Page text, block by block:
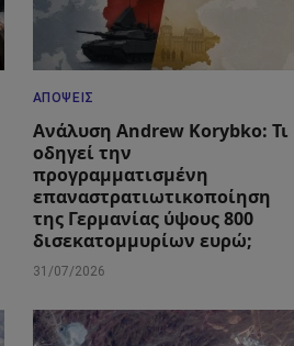
ΑΠΌΨΕΙΣ
Ανάλυση Andrew Korybko: Τι
οδηγεί την
προγραμματισμένη
επαναστρατιωτικοποίηση
της Γερμανίας ύψους 800
δισεκατομμυρίων ευρώ;
31/07/2026